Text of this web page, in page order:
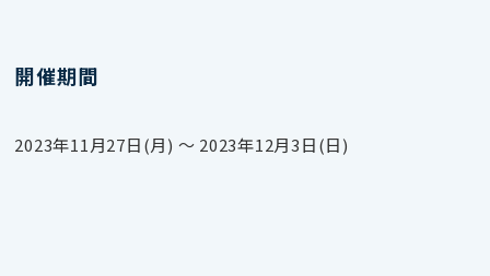
開催期間
2023年11月27日(月) 〜 2023年12月3日(日)